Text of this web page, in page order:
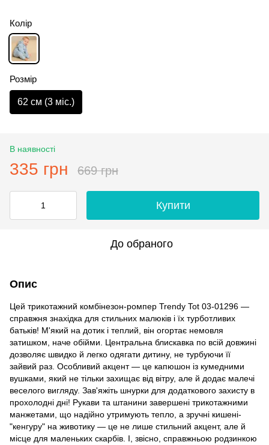
Колір
Розмір
62 см (3 мiс.)
В наявності
335 грн 669 грн
Купити
До обраного
Опис
Цей трикотажний комбінезон-ромпер Trendy Tot 03-01296 —
справжня знахідка для стильних малюків і їх турботливих
батьків! М'який на дотик і теплий, він огортає немовля
затишком, наче обійми. Центральна блискавка по всій довжині
дозволяє швидко й легко одягати дитину, не турбуючи її
зайвий раз. Особливий акцент — це капюшон із кумедними
вушками, який не тільки захищає від вітру, але й додає малечі
веселого вигляду. Зав'яжіть шнурки для додаткового захисту в
прохолодні дні! Рукави та штанини завершені трикотажними
манжетами, що надійно утримують тепло, а зручні кишені-
"кенгуру" на животику — це не лише стильний акцент, але й
місце для маленьких скарбів. І, звісно, справжньою родзинкою